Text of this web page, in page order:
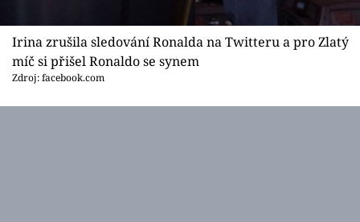
Irina zrušila sledování Ronalda na Twitteru a pro Zlatý
míč si přišel Ronaldo se synem
Zdroj: facebook.com